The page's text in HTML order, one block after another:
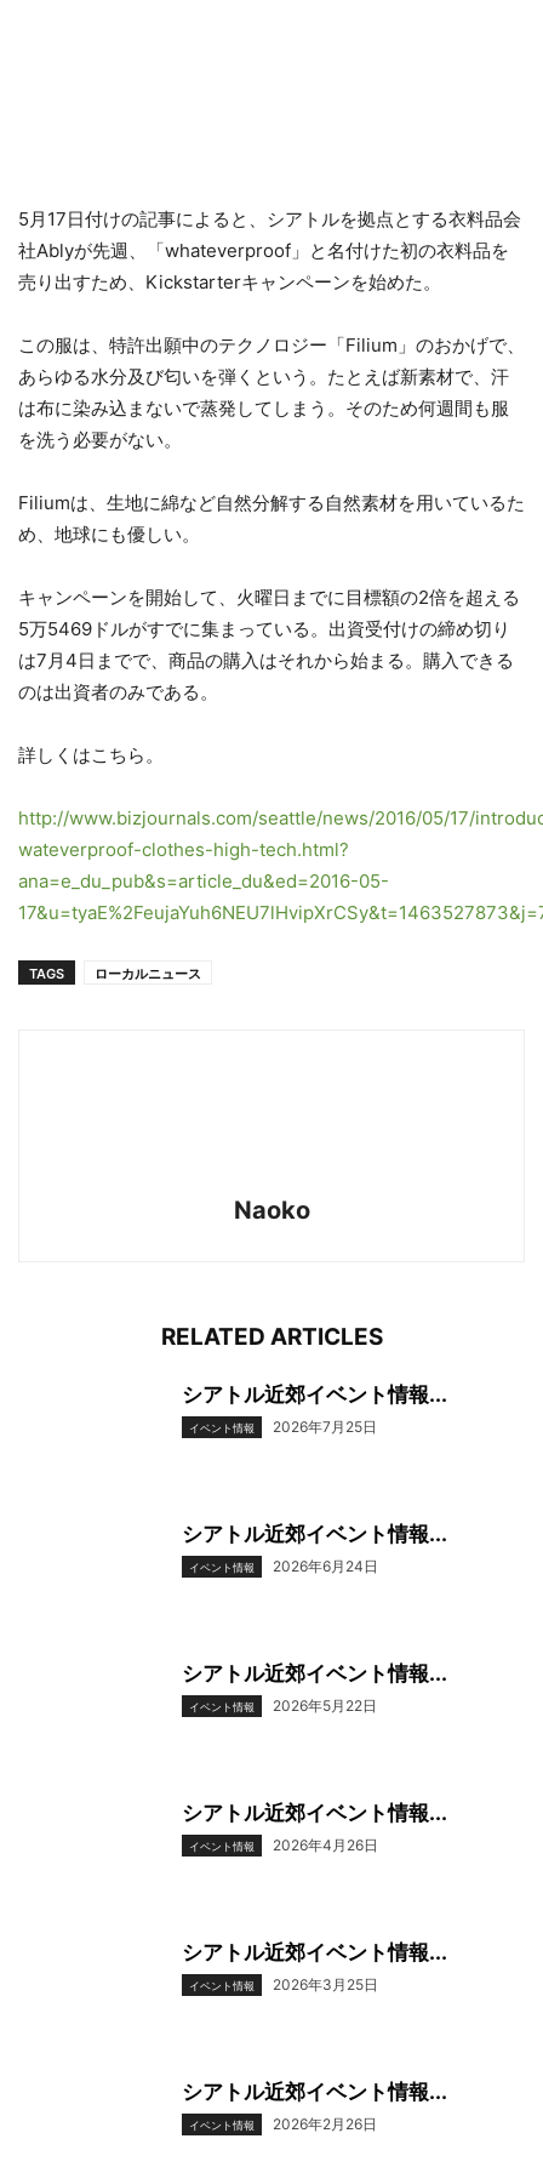
5月17日付けの記事によると、シアトルを拠点とする衣料品会
社Ablyが先週、「whateverproof」と名付けた初の衣料品を
売り出すため、Kickstarterキャンペーンを始めた。
この服は、特許出願中のテクノロジー「Filium」のおかげで、
あらゆる水分及び匂いを弾くという。たとえば新素材で、汗
は布に染み込まないで蒸発してしまう。そのため何週間も服
を洗う必要がない。
Filiumは、生地に綿など自然分解する自然素材を用いているた
め、地球にも優しい。
キャンペーンを開始して、火曜日までに目標額の2倍を超える
5万5469ドルがすでに集まっている。出資受付けの締め切り
は7月4日までで、商品の購入はそれから始まる。購入できる
のは出資者のみである。
詳しくはこちら。
http://www.bizjournals.com/seattle/news/2016/05/17/
wateverproof-clothes-high-tech.html?
ana=e_du_pub&s=article_du&ed=2016-05-
TAGS ローカルニュース
Naoko
RELATED ARTICLES
シアトル近郊イベント情報...
イベント情報 2026年7月25日
シアトル近郊イベント情報...
イベント情報 2026年6月24日
シアトル近郊イベント情報...
イベント情報 2026年5月22日
シアトル近郊イベント情報...
イベント情報 2026年4月26日
シアトル近郊イベント情報...
イベント情報 2026年3月25日
シアトル近郊イベント情報...
イベント情報 2026年2月26日